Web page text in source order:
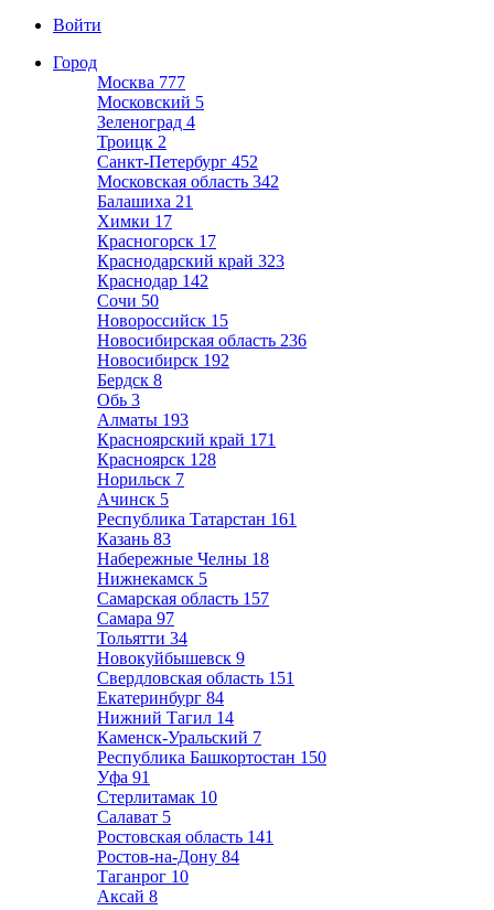
Войти
Город
Москва 777
Московский 5
Зеленоград 4
Троицк 2
Санкт-Петербург 452
Московская область 342
Балашиха 21
Химки 17
Красногорск 17
Краснодарский край 323
Краснодар 142
Сочи 50
Новороссийск 15
Новосибирская область 236
Новосибирск 192
Бердск 8
Обь 3
Алматы 193
Красноярский край 171
Красноярск 128
Норильск 7
Ачинск 5
Республика Татарстан 161
Казань 83
Набережные Челны 18
Нижнекамск 5
Самарская область 157
Самара 97
Тольятти 34
Новокуйбышевск 9
Свердловская область 151
Екатеринбург 84
Нижний Тагил 14
Каменск-Уральский 7
Республика Башкортостан 150
Уфа 91
Стерлитамак 10
Салават 5
Ростовская область 141
Ростов-на-Дону 84
Таганрог 10
Аксай 8